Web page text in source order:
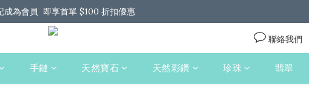
成為會員  即享首單 $100 折扣優惠
成為會員  即享首單 $100 折扣優惠
運 歡迎 Whatsapp 我們了解更多 聯絡我們
手鏈 天然寶石 天然彩鑽 珍珠 翡翠